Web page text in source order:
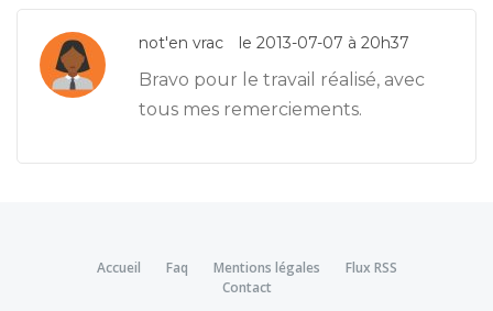
not'en vrac le 2013-07-07 à 20h37
Bravo pour le travail réalisé, avec
tous mes remerciements.
Accueil Faq Mentions légales
Flux RSS
Contact